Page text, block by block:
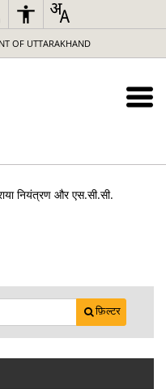
OF UTTARAKHAND
नियंत्रण और एस.सी.सी.
फ़िल्टर